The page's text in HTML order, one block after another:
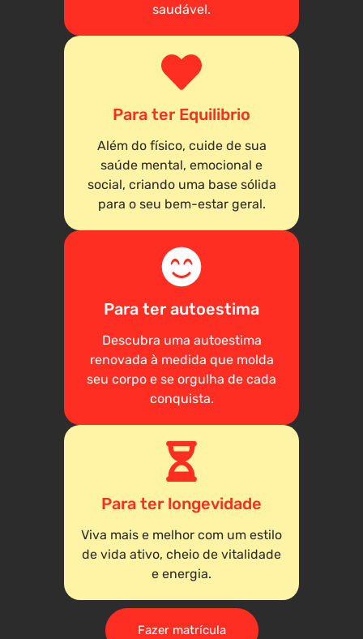
saudável.
Para ter Equilibrio
Além do físico, cuide de sua
saúde mental, emocional e
social, criando uma base sólida
para o seu bem-estar geral.
Para ter autoestima
Descubra uma autoestima
renovada à medida que molda
seu corpo e se orgulha de cada
conquista.
Para ter longevidade
Viva mais e melhor com um estilo
de vida ativo, cheio de vitalidade
e energia.
Fazer matrícula